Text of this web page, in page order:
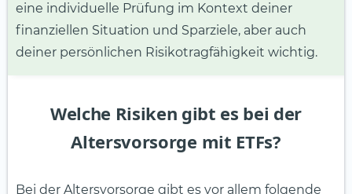
eine individuelle Prüfung im Kontext deiner
finanziellen Situation und Sparziele, aber auch
deiner persönlichen Risikotragfähigkeit wichtig.
Welche Risiken gibt es bei der
Altersvorsorge mit ETFs?
Bei der Altersvorsorge gibt es vor allem folgende